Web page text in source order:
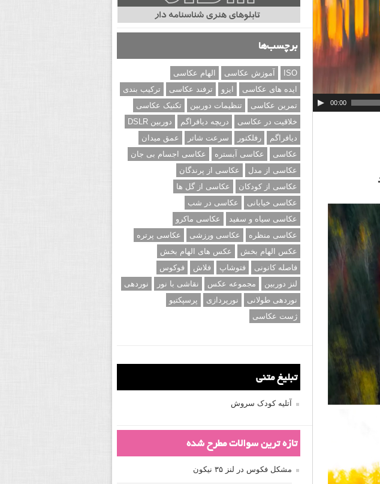
ی
00:00
برچسب‌ها
ISO آموزش عکاسی
الهام عکاسی
ایده های عکاسی
ایزو ترفند عکاسی
ترکیب بندی
تمرین عکاسی
تنظیمات دوربین
تکنیک عکاسی
خلاقیت در عکاسی
دریچه دیافراگم
دوربین DSLR
دیافراگم
رفلکتور سرعت شاتر
عمق میدان
عکاسی
عکاسی آبستره
عکاسی اجسام بی جان
عکاسی از مدل
عکاسی از پرندگان
عکاسی از کودکان
عکاسی از گل ها
عکاسی خیابانی
عکاسی در شب
عکاسی سیاه و سفید
عکاسی ماکرو
عکاسی منظره
عکاسی ورزشی
عکاسی پرتره
عکس الهام بخش
عکس های الهام بخش
فاصله کانونی
فتوشاپ فلاش
فوکوس
لنز دوربین
مجموعه عکس نقاشی با نور
نوردهی
نوردهی طولانی
نورپردازی
پرسپکتیو
ژست عکاسی
تبلیغ متنی
آتلیه کودک سروش
تازه ترین سوالات مطرح شده
مشکل فکوس در لنز ۳۵ نیکون